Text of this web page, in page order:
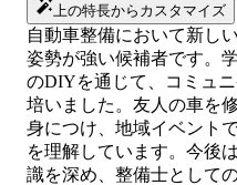
上の特長からカスタマイズ
自動車整備において新し
姿勢が強い候補者です。
のDIYを通じて、コミュ
培いました。友人の車を
身につけ、地域イベント
を理解しています。今後
識を深め、整備士として